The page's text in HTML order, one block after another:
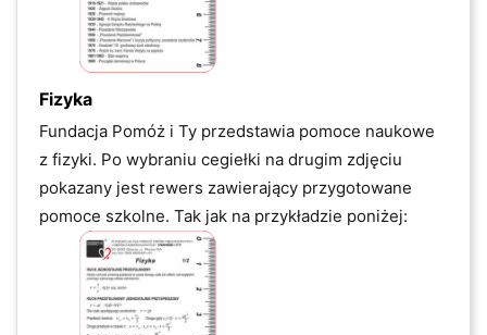
Fizyka
Fundacja Pomóż i Ty przedstawia pomoce naukowe
z fizyki. Po wybraniu cegiełki na drugim zdjęciu
pokazany jest rewers zawierający przygotowane
pomoce szkolne. Tak jak na przykładzie poniżej: